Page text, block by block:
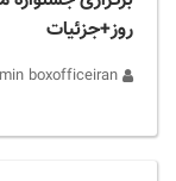
روز+جزئیات